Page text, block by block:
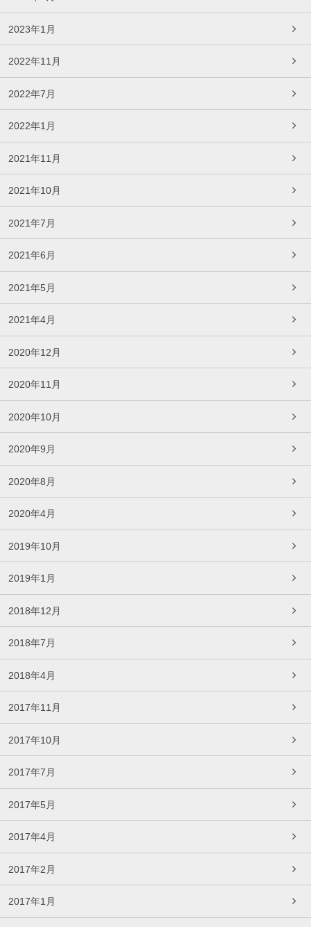
2023年1月
2022年11月
2022年7月
2022年1月
2021年11月
2021年10月
2021年7月
2021年6月
2021年5月
2021年4月
2020年12月
2020年11月
2020年10月
2020年9月
2020年8月
2020年4月
2019年10月
2019年1月
2018年12月
2018年7月
2018年4月
2017年11月
2017年10月
2017年7月
2017年5月
2017年4月
2017年2月
2017年1月